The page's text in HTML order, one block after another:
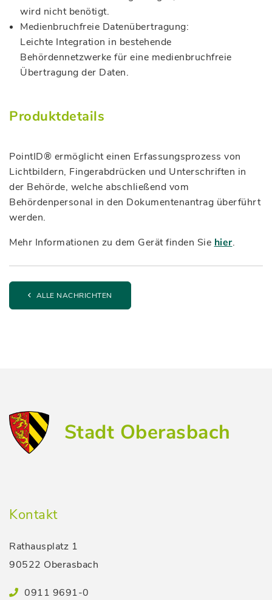
wird nicht benötigt.
Medienbruchfreie Datenübertragung:
Leichte Integration in bestehende
Behördennetzwerke für eine medienbruchfreie
Übertragung der Daten.
Produktdetails
PointID® ermöglicht einen Erfassungsprozess von
Lichtbildern, Fingerabdrücken und Unterschriften in
der Behörde, welche abschließend vom
Behördenpersonal in den Dokumentenantrag überführt
werden.
Mehr Informationen zu dem Gerät finden Sie hier.
ALLE NACHRICHTEN
Stadt Oberasbach
Kontakt
Rathausplatz 1
90522 Oberasbach
0911 9691-0